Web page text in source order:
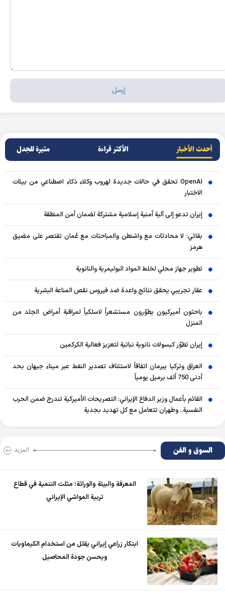
أحدث الأخبار الأکثر قراءة مثيرة للجدل
OpenAI تحقق في حالات جديدة لهروب وكلاء ذكاء اصطناعي من بيئات
الاختبار
إيران تدعو إلى آلية أمنية إسلامية مشتركة لضمان أمن المنطقة
بقائي: لا محادثات مع واشنطن والمباحثات مع عُمان تقتصر على مضيق
هرمز
تطوير جهاز محلي لخلط المواد البوليمرية والنانوية
عقار تجريبي يحقق نتائج واعدة ضد فيروس نقص المناعة البشرية
باحثون أميركيون يطوّرون مستشعراً لاسلكياً لمراقبة أمراض الجلد من
المنزل
إيران تطوّر كبسولات نانوية نباتية لتعزيز فعالية الكركمين
العراق وتركيا يبرمان اتفاقاً لاستئناف تصدير النفط عبر ميناء جيهان بحد
أدنى 750 ألف برميل يومياً
القائم بأعمال وزير الدفاع الإيراني: التصريحات الأميركية تندرج ضمن الحرب
النفسية.. وطهران تتعامل مع كل تهديد بجدية
السوق و الفن المزید
المعرفة والبيئة والوراثة؛ مثلث التنمية في قطاع
تربية المواشي الإيراني
ابتكار زراعي إيراني يقلل من استخدام الكيماويات
ويحسن جودة المحاصيل